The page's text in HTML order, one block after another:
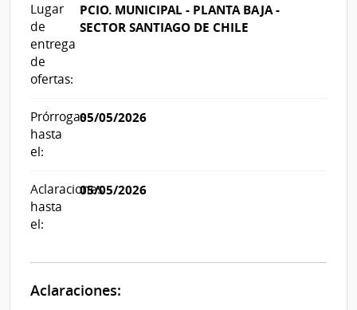
Lugar
de
entrega
de
ofertas:
PCIO. MUNICIPAL - PLANTA BAJA -
SECTOR SANTIAGO DE CHILE
Prórrogas
hasta
el:
05/05/2026
Aclaraciones
hasta
el:
05/05/2026
Aclaraciones: